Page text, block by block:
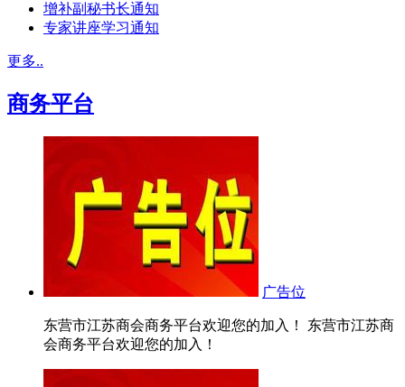
增补副秘书长通知
专家讲座学习通知
更多..
商务平台
广告位
东营市江苏商会商务平台欢迎您的加入！ 东营市江苏商
会商务平台欢迎您的加入！